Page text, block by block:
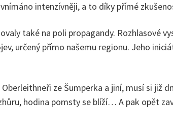
intenzívněji, a to díky přímé
také na poli propagandy. Rozhlasové
určený přímo našemu regionu. Jeho
ze Šumperka a jiní, musí si již
hodina pomsty se blíží… A pak opět